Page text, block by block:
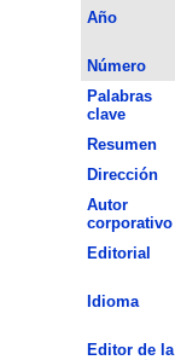
Año
Número
Palabras
clave
Resumen
Dirección
Autor
corporativo
Editorial
Idioma
Editor de la